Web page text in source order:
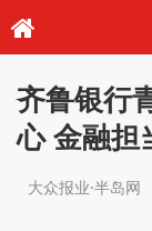
齐鲁银行
心 金融担
大众报业·半岛网